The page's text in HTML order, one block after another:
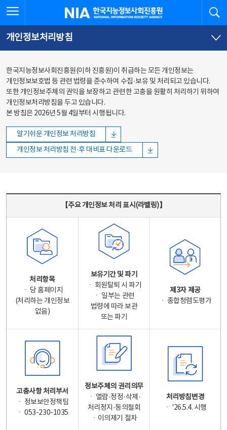
바로가기
바로가기
한국지능정보사회진흥원
개인정보처리방침
한국지능정보사회진흥원(이하 진흥원)이 취급하는 모든 개인정보는
개인정보보호법 등 관련 법령을 준수하여 수집·보유 및 처리되고 있습니다.
또한 개인정보주체의 권익을 보장하고 관련한 고충을 원활히 처리하기 위하여
개인정보처리방침을 두고 있습니다.
본 방침은 2026년 5월 4일부터 시행됩니다.
알기쉬운 개인정보 처리방침
개인정보 처리방침 전·후 대비표 다운로드
【주요 개인정보 처리 표시(라벨링)】
처리항목
ㆍ 당 홈페이지
(처리하는 개인정보
없음)
보유기간 및 파기
ㆍ 회원탈퇴 시 파기
ㆍ 일부는 관련
법령에 따라 보관
또는 파기
제3자 제공
ㆍ 종합청렴도평가
고충사항 처리부서
ㆍ 정보보안정책팀
ㆍ 053-230-1035
정보주체의 권리의무
ㆍ 열람·정정·삭제·
처리정지·동의철회
ㆍ이의제기 절차
처리방침변경
ㆍ '26.5.4. 시행